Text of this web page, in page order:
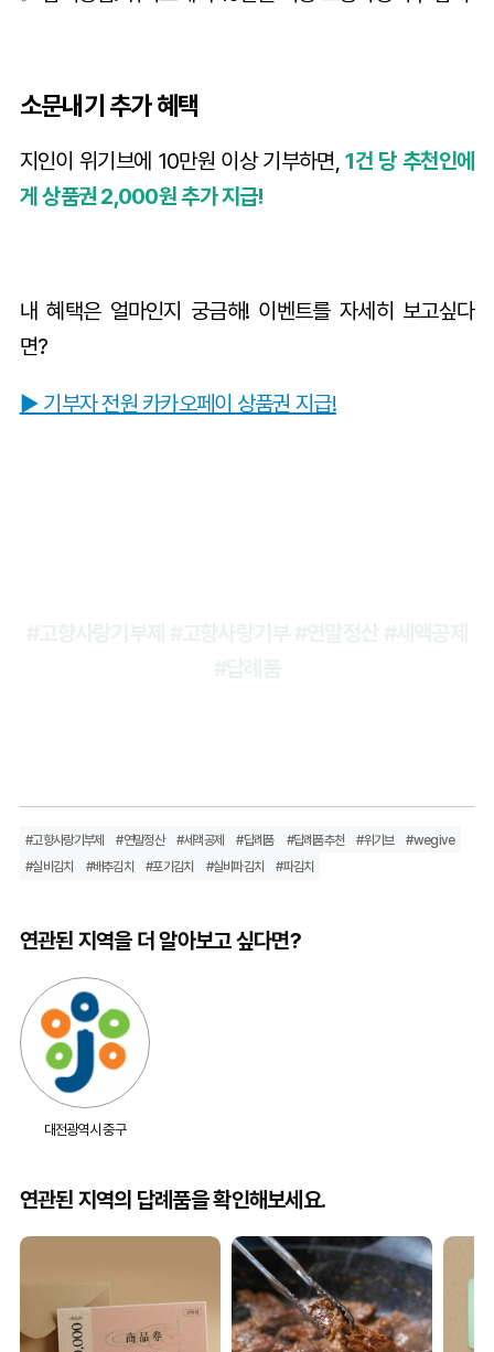
소문내기 추가 혜택
지인이 위기브에 10만원 이상 기부하면,1건 당 추천인에
게 상품권 2,000원 추가 지급!
내 혜택은 얼마인지 궁금해! 이벤트를 자세히 보고싶다
면?
▶ 기부자 전원 카카오페이 상품권 지급!
#고향사랑기부제 #연말정산 #세액공제 #답례품 #답례품추천 #위기브
#wegive
#실비김치
#배추김치 #포기김치 #실비파김치 #파김치
연관된 지역을 더 알아보고 싶다면?
대전광역시 중구
연관된 지역의 답례품을 확인해보세요.